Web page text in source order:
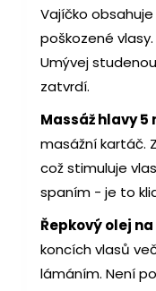
Vajíčko
poškozené
Umývej
zatvrdí.
Massáž hlavy 5
masážní kartáč.
což stimuluje
spaním - je to
Řepkový olej
koncích vlasů
lámáním. Není